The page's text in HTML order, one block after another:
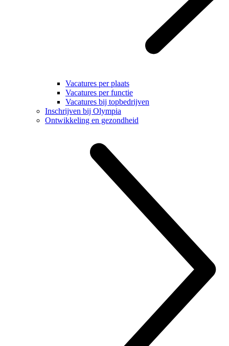
Vacatures per plaats
Vacatures per functie
Vacatures bij topbedrijven
Inschrijven bij Olympia
Ontwikkeling en gezondheid